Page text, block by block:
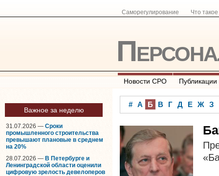
Саморегулирование Что
Новости СРО Публикации
Важное за неделю
31.07.2026 — Сроки
промышленного строительства
превышают плановые в среднем
на 20%
28.07.2026 — В Петербурге и
Ленинградской области оценили
цифровую зрелость девелоперов
# А Б В Г Д Е Ж З